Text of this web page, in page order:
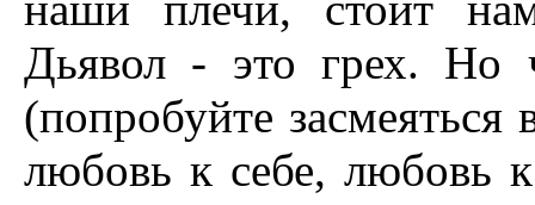
Дьявол - это грех. Но
(попробуйте
любовь к себе, любовь